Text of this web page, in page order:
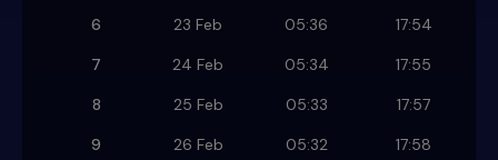
6
23 Feb 05:36
17:54
7
24 Feb 05:34
17:55
8
25 Feb 05:33
17:57
9
26 Feb 05:32
17:58